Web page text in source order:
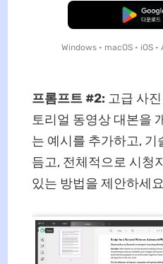
무료로
Windows • macOS • iOS •
프롬프트 #2: 고급 사
토리얼 동영상 대본을
는 예시를 추가하고,
듬고, 전체적으로 시청
있는 방법을 제안하세